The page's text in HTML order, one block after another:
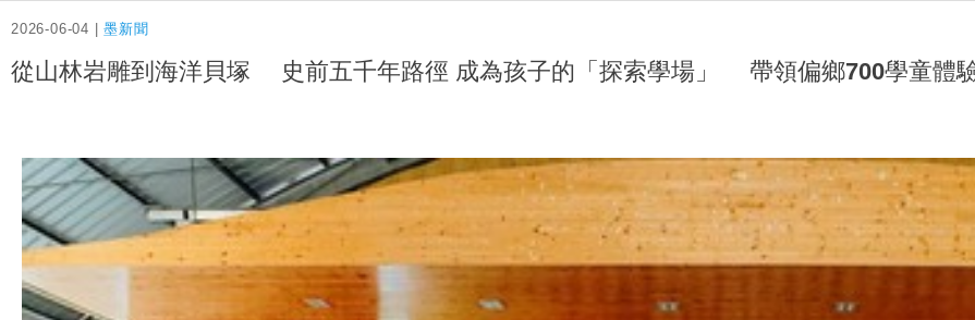
2026-06-04 |墨新聞
從山林岩雕到海洋貝塚 史前五千年路徑 成為孩子的「探索學場」 帶領偏鄉700學童體